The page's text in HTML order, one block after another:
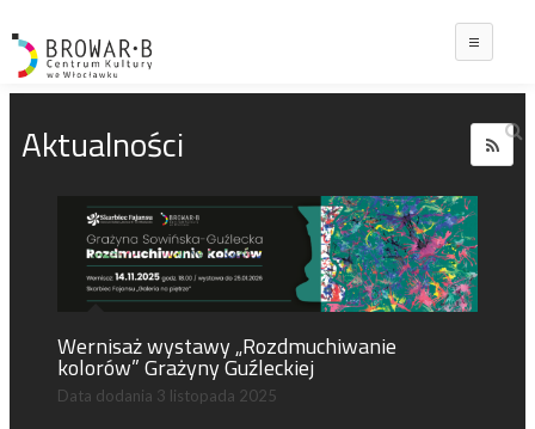
Aktualności
Wernisaż wystawy „Rozdmuchiwanie
kolorów” Grażyny Guźleckiej
Data dodania 3 listopada 2025